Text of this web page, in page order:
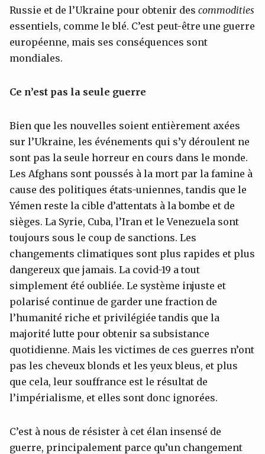
Russie et de l’Ukraine pour obtenir des commodities
essentiels, comme le blé. C’est peut-être une guerre
européenne, mais ses conséquences sont
mondiales.
Ce n’est pas la seule guerre
Bien que les nouvelles soient entièrement axées
sur l’Ukraine, les événements qui s’y déroulent ne
sont pas la seule horreur en cours dans le monde.
Les Afghans sont poussés à la mort par la famine à
cause des politiques états-uniennes, tandis que le
Yémen reste la cible d’attentats à la bombe et de
sièges. La Syrie, Cuba, l’Iran et le Venezuela sont
toujours sous le coup de sanctions. Les
changements climatiques sont plus rapides et plus
dangereux que jamais. La covid-19 a tout
simplement été oubliée. Le système injuste et
polarisé continue de garder une fraction de
l’humanité riche et privilégiée tandis que la
majorité lutte pour obtenir sa subsistance
quotidienne. Mais les victimes de ces guerres n’ont
pas les cheveux blonds et les yeux bleus, et plus
que cela, leur souffrance est le résultat de
l’impérialisme, et elles sont donc ignorées.
C’est à nous de résister à cet élan insensé de
guerre, principalement parce qu’un changement